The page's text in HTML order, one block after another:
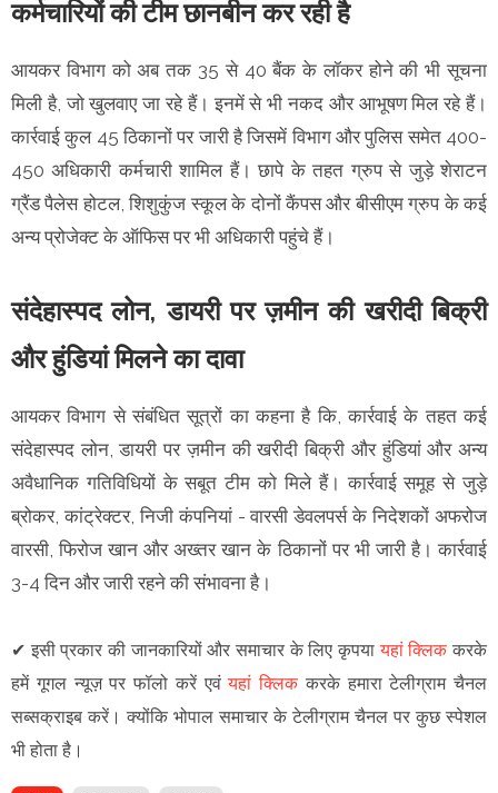
कर्मचारियों की टीम छानबीन कर रही है
आयकर विभाग को अब तक 35 से 40 बैंक के लॉकर होने की भी सूचना
मिली है, जो खुलवाए जा रहे हैं। इनमें से भी नकद और आभूषण मिल रहे हैं।
कार्रवाई कुल 45 ठिकानों पर जारी है जिसमें विभाग और पुलिस समेत 400-
450 अधिकारी कर्मचारी शामिल हैं। छापे के तहत ग्रुप से जुड़े शेराटन
ग्रैंड पैलेस होटल, शिशुकुंज स्कूल के दोनों कैंपस और बीसीएम ग्रुप के कई
अन्य प्रोजेक्ट के ऑफिस पर भी अधिकारी पहुंचे हैं।
संदेहास्पद लोन, डायरी पर ज़मीन की खरीदी बिक्री
और हुंडियां मिलने का दावा
आयकर विभाग से संबंधित सूत्रों का कहना है कि, कार्रवाई के तहत कई
संदेहास्पद लोन, डायरी पर ज़मीन की खरीदी बिक्री और हुंडियां और अन्य
अवैधानिक गतिविधियों के सबूत टीम को मिले हैं। कार्रवाई समूह से जुड़े
ब्रोकर, कांट्रेक्टर, निजी कंपनियां - वारसी डेवलपर्स के निदेशकों अफरोज
वारसी, फिरोज खान और अख्तर खान के ठिकानों पर भी जारी है। कार्रवाई
3-4 दिन और जारी रहने की संभावना है।
✔ इसी प्रकार की जानकारियों और समाचार के लिए कृपयायहां क्लिक करके
हमें गूगल न्यूज़ पर फॉलो करें एवंयहां क्लिक करके हमारा टेलीग्राम चैनल
सब्सक्राइब करें। क्योंकि भोपाल समाचार के टेलीग्राम चैनल पर कुछ स्पेशल
भी होता है।